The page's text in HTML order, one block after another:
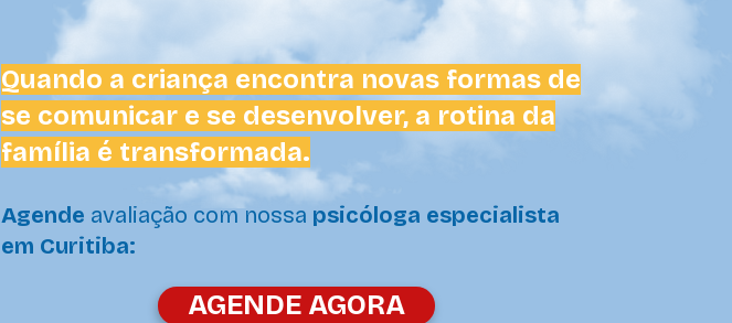
AGENDE AGORA
Quando a criança encontra novas formas de
se comunicar e se desenvolver, a rotina da
família é transformada.
Agende avaliação com nossa psicóloga especialista
em Curitiba: